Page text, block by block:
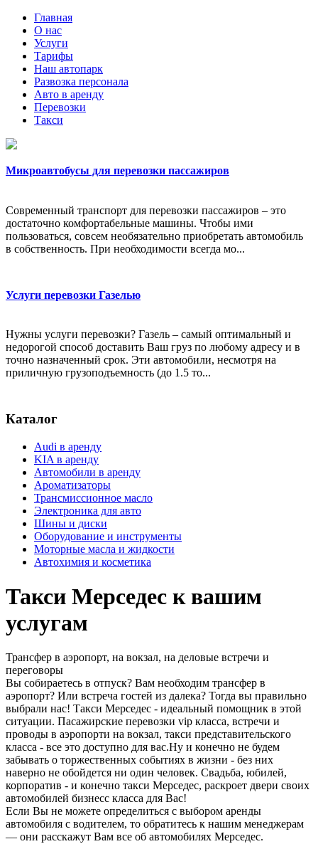
Главная
О нас
Услуги
Тарифы
Наш автопарк
Развозка персонала
Авто в аренду
Перевозки
Такси
Микроавтобусы для перевозки пассажиров
Современный транспорт для перевозки пассажиров – это
достаточно комфортабельные машины. Чтобы ими
пользоваться, совсем необязательно приобретать автомобиль
в собственность. При необходимости всегда мо...
Услуги перевозки Газелью
Нужны услуги перевозки? Газель – самый оптимальный и
недорогой способ доставить Ваш груз по любому адресу и в
точно назначенный срок. Эти автомобили, несмотря на
приличную грузоподъемность (до 1.5 то...
Каталог
Audi в аренду
KIA в аренду
Автомобили в аренду
Ароматизаторы
Трансмиссионное масло
Электроника для авто
Шины и диски
Оборудование и инструменты
Моторные масла и жидкости
Автохимия и косметика
Такси Мерседес к вашим
услугам
Трансфер в аэропорт, на вокзал, на деловые встречи и
переговоры
Вы собираетесь в отпуск? Вам необходим трансфер в
аэропорт? Или встреча гостей из далека? Тогда вы правильно
выбрали нас! Такси Мерседес - идеальный помощник в этой
ситуации. Пасажирские перевозки vip класса, встречи и
проводы в аэропорти на вокзал, такси представительского
класса - все это доступно для вас.Ну и конечно не будем
забывать о торжественных событиях в жизни - без них
наверно не обойдется ни один человек. Свадьба, юбилей,
корпоратив - и конечно такси Мерседес, раскроет двери своих
автомобилей бизнесс класса для Вас!
Если Вы не можете определиться с выбором аренды
автомобиля с водителем, то обратитесь к нашим менеджерам
— они расскажут Вам все об автомобилях Мерседес.